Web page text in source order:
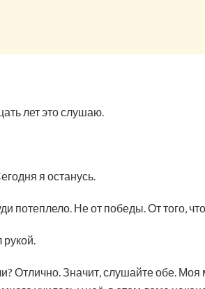
лет это слушаю.
я останусь.
потеплело. Не от победы. От того,
Отлично. Значит, слушайте обе. Моя